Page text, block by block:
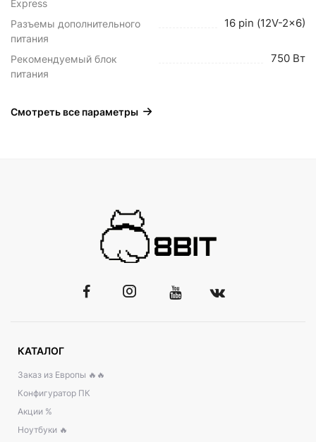
Express
Разъемы дополнительного
питания
16 pin (12V-2x6)
Рекомендуемый блок
питания
750 Вт
Смотреть все параметры
КАТАЛОГ
Заказ из Европы 🔥🔥
Конфигуратор ПК
Акции %
Ноутбуки 🔥